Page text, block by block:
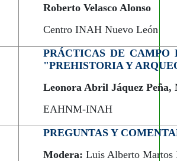
Roberto Velasco Alonso
Centro INAH Nuevo León
PRÁCTICAS DE CAMPO
"PREHISTORIA Y
Leonora Abril Jáquez Peña,
EAHNM-INAH
PREGUNTAS Y
Modera: Luis Alberto Martos